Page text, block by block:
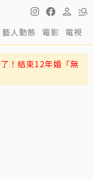
藝人動態 電影 電視
楊銘威、方志友過
！結束12年婚「無